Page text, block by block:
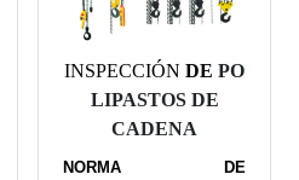
INSPECCIÓN DE PO
LIPASTOS DE
CADENA
NORMA DE